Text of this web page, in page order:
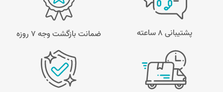
پشتیبانی 8 ساعته ضمانت بازگشت وجه ۷ روزه